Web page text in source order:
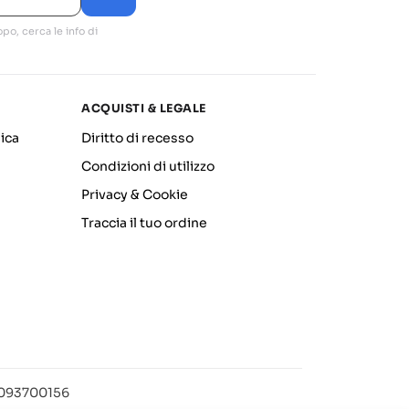
cerca le info di
ACQUISTI & LEGALE
Diritto di recesso
Condizioni di utilizzo
Privacy & Cookie
Traccia il tuo ordine